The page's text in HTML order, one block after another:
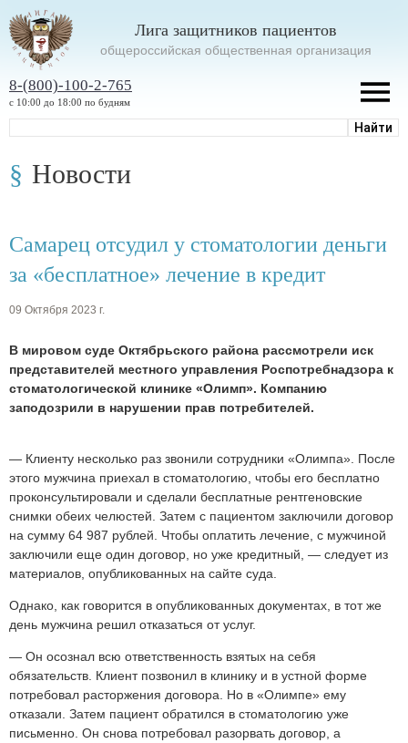
Лига защитников пациентов
oбщероссийская общественная организация
8-(800)-100-2-765
с 10:00 до 18:00 по будням
Новости
Самарец отсудил у стоматологии деньги
за «бесплатное» лечение в кредит
09 Октября 2023 г.
В мировом суде Октябрьского района рассмотрели иск
представителей местного управления Роспотребнадзора к
стоматологической клинике «Олимп». Компанию
заподозрили в нарушении прав потребителей.
— Клиенту несколько раз звонили сотрудники «Олимпа». После
этого мужчина приехал в стоматологию, чтобы его бесплатно
проконсультировали и сделали бесплатные рентгеновские
снимки обеих челюстей. Затем с пациентом заключили договор
на сумму 64 987 рублей . Чтобы оплатить лечение, с мужчиной
заключили еще один договор, но уже кредитный, — следует из
материалов, опубликованных на сайте суда.
Однако, как говорится в опубликованных документах, в тот же
день мужчина решил отказаться от услуг.
— Он осознал всю ответственность взятых на себя
обязательств. Клиент позвонил в клинику и в устной форме
потребовал расторжения договора. Но в «Олимпе» ему
отказали. Затем пациент обратился в стоматологию уже
письменно. Он снова потребовал разорвать договор, а